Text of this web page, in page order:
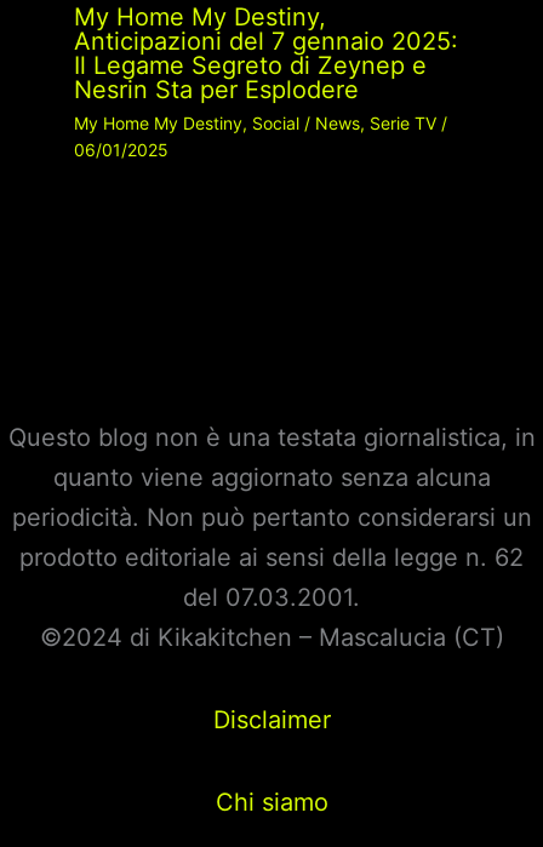
My Home My Destiny,
Anticipazioni del 7 gennaio 2025:
Il Legame Segreto di Zeynep e
Nesrin Sta per Esplodere
My Home My Destiny, Social/ News, Serie TV/
06/01/2025
Questo blog non è una testata giornalistica, in
quanto viene aggiornato senza alcuna
periodicità. Non può pertanto considerarsi un
prodotto editoriale ai sensi della legge n. 62
del 07.03.2001.
©2024 di Kikakitchen – Mascalucia (CT)
Disclaimer
Chi siamo